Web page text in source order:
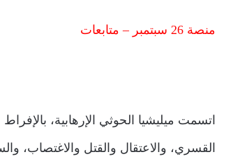
منصة 26 سبتمبر – متابعات
اتسمت ميليشيا الحوثي الإرهابية،
القسري، والاعتقال والقتل والاغتصاب،